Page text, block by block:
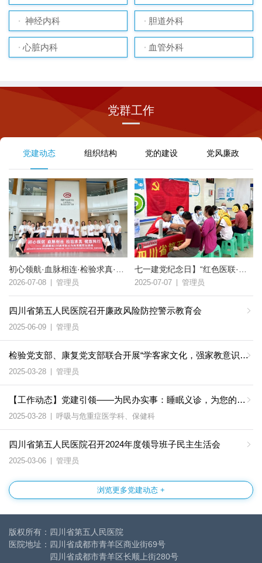
神经内科 胆道外科
心脏内科 血管外科
党群工作
党建动态 组织结构 党的建设 党风廉政
2026-07-08 | 管理员 2025-07-07 | 管理员
四川省第五人民医院召开廉政风险防控警示教育会
2025-06-09 | 管理员
检验党支部、康复党支部联合开展“学客家文化，强家教意识，传优良家风”主题党日活动
2025-03-28 | 管理员
【工作动态】党建引领——为民办实事：睡眠义诊，为您的健康“蓄电”
2025-03-28 | 呼吸与危重症医学科、保健科
四川省第五人民医院召开2024年度领导班子民主生活会
2025-03-06 | 管理员
浏览更多党建动态 +
版权所有：四川省第五人民医院
医院地址：四川省成都市青羊区商业街69号
四川省成都市青羊区长顺上街280号